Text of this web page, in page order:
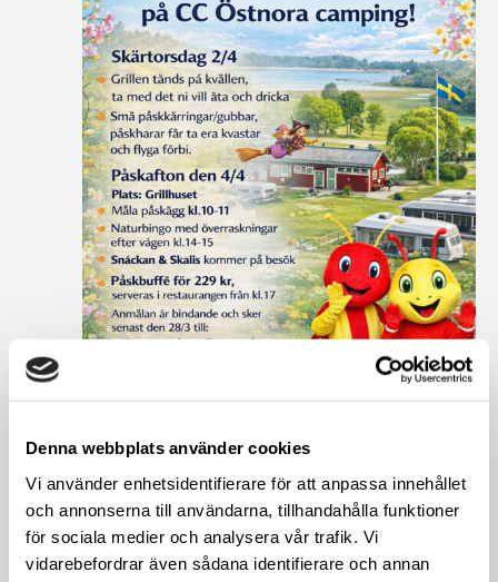
Denna webbplats använder cookies
Vi använder enhetsidentifierare för att anpassa innehållet
och annonserna till användarna, tillhandahålla funktioner
för sociala medier och analysera vår trafik. Vi
vidarebefordrar även sådana identifierare och annan
3 april @ 08:00-5 april @ 17:00